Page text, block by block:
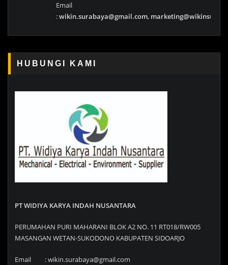
Email
:wikin.surabaya@gmail.com,
HUBUNGI KAMI
PT WIDIYA KARYA INDAH NUSANTARA
PERUMAHAN PURI MAHARANI BLOK A2 NO. 11 RT018/RW005
MASANGAN WETAN-SUKODONO KABUPATEN SIDOARJO
Email : wikin.surabaya@gmail.com